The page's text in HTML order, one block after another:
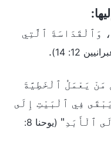
وَٱلْقَدَاسَةَ ٱلَّتِي
12: 14)
.
مَنْ يَعْمَلُ ٱلْخَطِيَّةَ
فِي ٱلْبَيْتِ إِلَى
ٱلْأَبَدِ"
(يوحنا 8: